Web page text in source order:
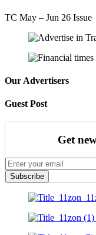
TC May – Jun 26 Issue
Our Advertisers
Guest Post
Get
Subscribe